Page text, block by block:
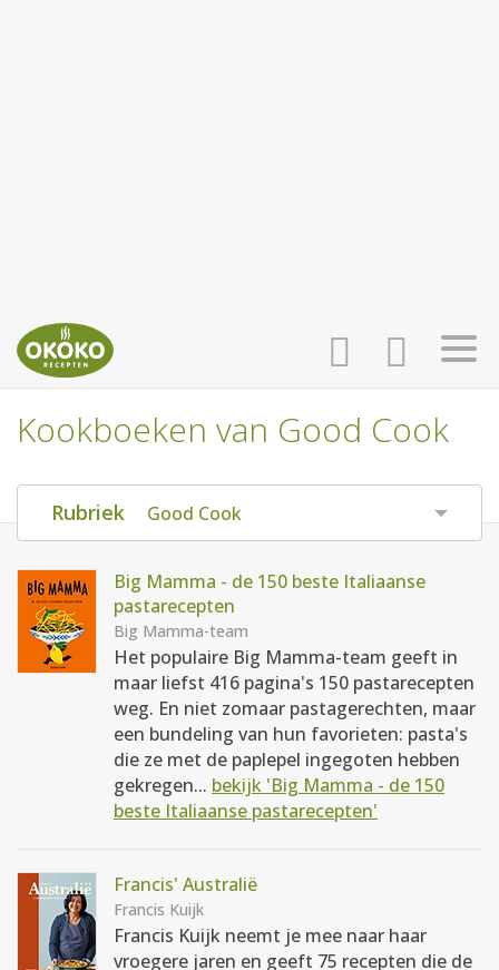
INLOGGEN
AANMELDEN
HOME
RECEPTEN
WEEKMENU'S
KOOKBOEKEN
Kookboeken van Good Cook
Rubriek Good Cook
Big Mamma - de 150 beste Italiaanse
pastarecepten
Big Mamma-team
Het populaire Big Mamma-team geeft in
maar liefst 416 pagina's 150 pastarecepten
weg. En niet zomaar pastagerechten, maar
een bundeling van hun favorieten: pasta's
die ze met de paplepel ingegoten hebben
gekregen... bekijk 'Big Mamma - de 150
beste Italiaanse pastarecepten'
Francis' Australië
Francis Kuijk
Francis Kuijk neemt je mee naar haar
vroegere jaren en geeft 75 recepten die de